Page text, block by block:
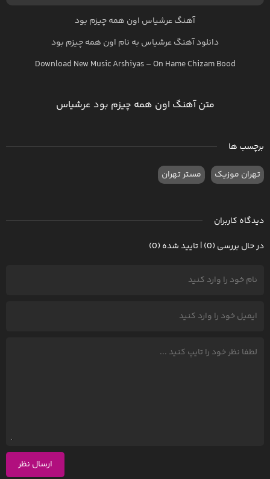
آهنگ عرشیاس اون همه چیزم بود
دانلود آهنگعرشیاس به نام اون همه چیزم بود
Download New MusicArshiyas–On Hame Chizam Bood
متن آهنگ اون همه چیزم بود عرشیاس
برچسب ها
تهران موزیک مستر تهران
دیدگاه کاربران
در حال بررسی (0) | تایید شده (0)
ارسال نظر